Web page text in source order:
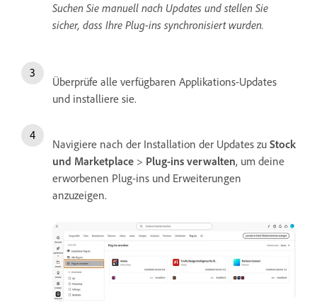
Suchen Sie manuell nach Updates und stellen Sie
sicher, dass Ihre Plug-ins synchronisiert wurden.
Überprüfe alle verfügbaren Applikations-Updates
und installiere sie.
Navigiere nach der Installation der Updates zu Stock
und Marketplace > Plug-ins verwalten, um deine
erworbenen Plug-ins und Erweiterungen
anzuzeigen.